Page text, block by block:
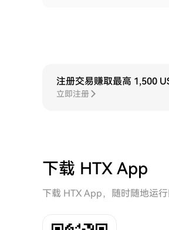
注册交易赚取最高 1,500
立即注册
下载 HTX App
下载 HTX App，随时随地运